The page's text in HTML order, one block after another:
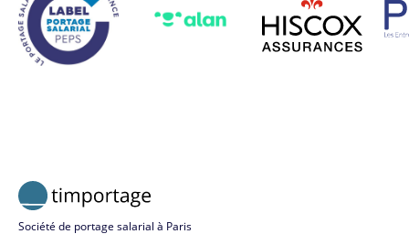
Société de portage salarial à Paris